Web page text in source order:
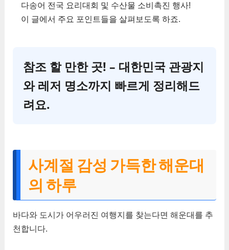
다송어 전국 요리대회 및 수산물 소비촉진 행사!
이 글에서 주요 포인트들을 살펴보도록 하죠.
참조 할 만한 곳! – 대한민국 관광지
와 레저 명소까지 빠르게 정리해드
려요.
사계절 감성 가득한 해운대
의 하루
바다와 도시가 어우러진 여행지를 찾는다면 해운대를 추
천합니다.